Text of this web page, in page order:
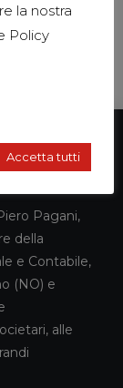
Pagani,
della
e Contabile,
(NO) e
alle
la nostra
Policy
Accetta tutti